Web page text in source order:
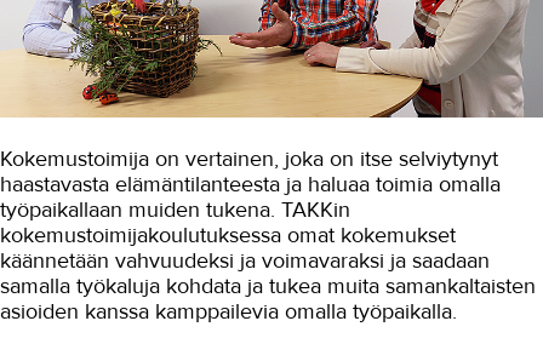
Sosiaali- ja terveysala
Etähoivassa tarvitaan hyviä
vuorovaikutustaitoja
Sote-alan ammattilaiset opiskelivat
Ikäihmisten parissa työskentelevä
Nana-Mia sai varmuutta
hoitopäätösten tekoon
Hyvinvointiteknologiasta kiinteä osa
työtä
Taksikuski vaihtoi lähihoitajaksi
Kokemustoimija on vertainen, joka on itse selviytynyt
haastavasta elämäntilanteesta ja haluaa toimia omalla
työpaikallaan muiden tukena. TAKKin
kokemustoimijakoulutuksessa omat kokemukset
käännetään vahvuudeksi ja voimavaraksi ja saadaan
samalla työkaluja kohdata ja tukea muita samankaltaisten
asioiden kanssa kamppailevia omalla työpaikalla.